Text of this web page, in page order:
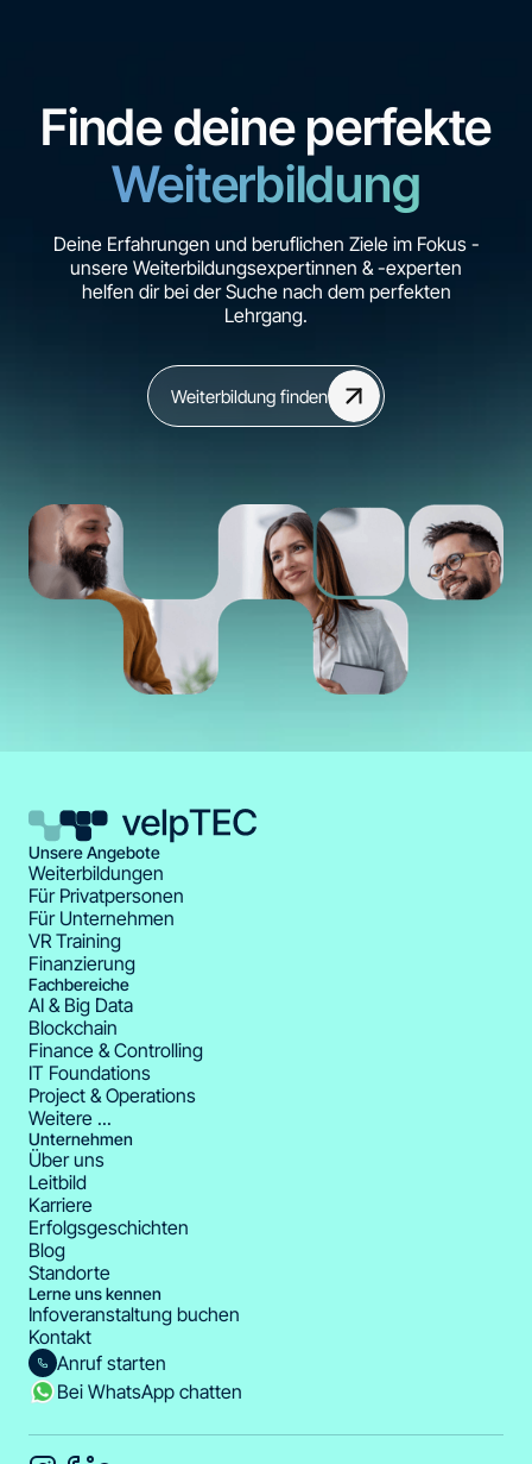
Finde deine perfekte
Weiterbildung
Deine Erfahrungen und beruflichen Ziele im Fokus -
unsere Weiterbildungsexpertinnen & -experten
helfen dir bei der Suche nach dem perfekten
Lehrgang.
Weiterbildung finden
Unsere Angebote
Weiterbildungen
Für Privatpersonen
Für Unternehmen
VR Training
Finanzierung
Fachbereiche
AI & Big Data
Blockchain
Finance & Controlling
IT Foundations
Project & Operations
Weitere ...
Unternehmen
Über uns
Leitbild
Karriere
Erfolgsgeschichten
Blog
Standorte
Lerne uns kennen
Infoveranstaltung buchen
Kontakt
Anruf starten
Bei WhatsApp chatten